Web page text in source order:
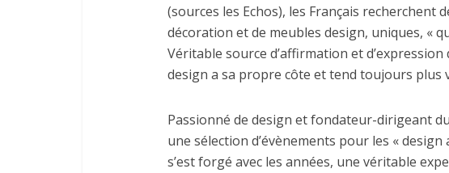
(sources les Echos), les Français recherchent
décoration et de meubles design, uniques, «
Véritable source d’affirmation et
design a sa propre côte et tend toujours plus
Passionné de design et fondateur-dirigeant
une sélection d’évènements pour les «
s’est forgé avec les années, une véritable